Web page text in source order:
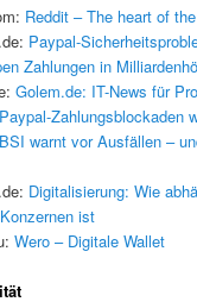
Reddit – The heart of
Paypal-
Zahlungen in
Golem.de: IT-News für
Paypal-Zahlungsblockaden
BSI warnt vor Ausfällen –
Digitalisierung: Wie
ist
Wero – Digitale Wallet